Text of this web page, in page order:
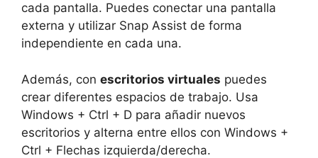
cada pantalla. Puedes conectar una pantalla
externa y utilizar Snap Assist de forma
independiente en cada una.
Además, con escritorios virtuales puedes
crear diferentes espacios de trabajo. Usa
Windows + Ctrl + D para añadir nuevos
escritorios y alterna entre ellos con Windows +
Ctrl + Flechas izquierda/derecha.